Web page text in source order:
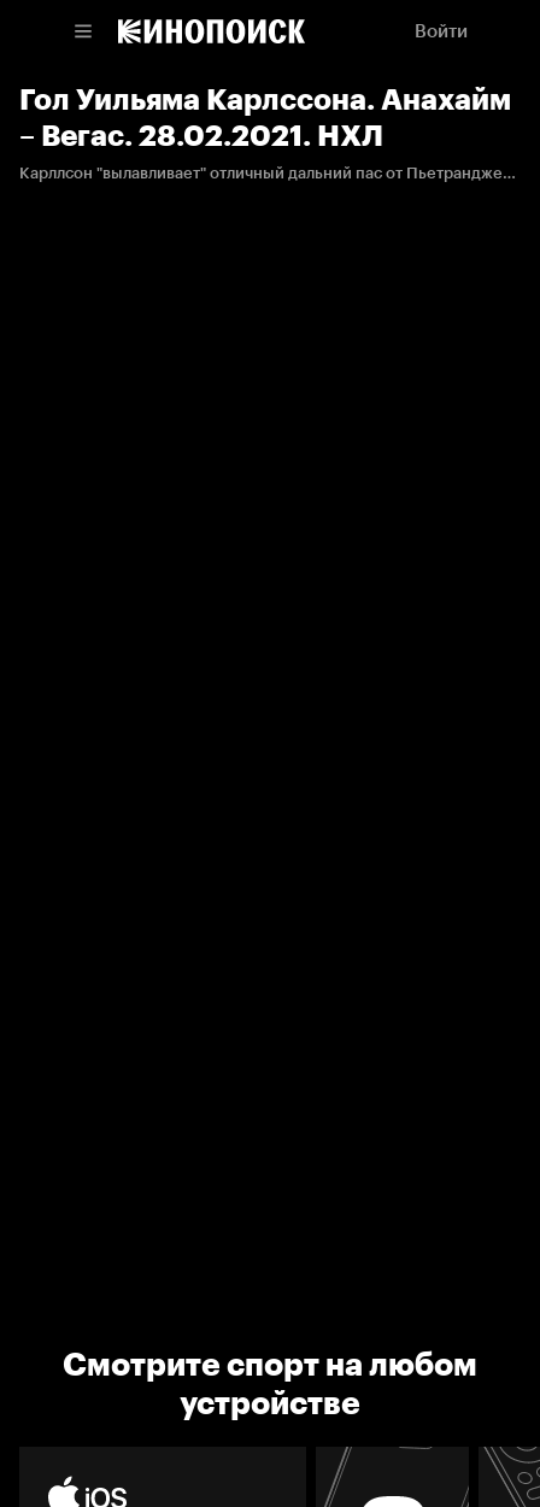
Войти
Гол Уильяма Карлссона. Анахайм
– Вегас. 28.02.2021. НХЛ
Карллсон "вылавливает" отличный дальний пас от Пьетранджело и переигрывает Гибсона.
Смотрите спорт на любом
устройстве